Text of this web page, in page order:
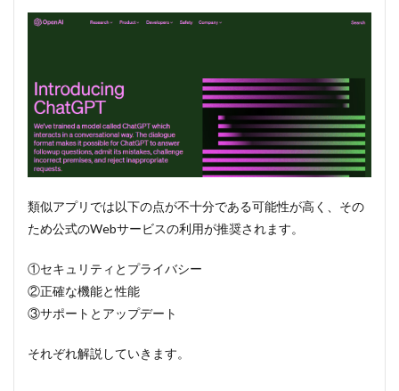
類似アプリでは以下の点が不十分である可能性が高く、その
ため公式のWebサービスの利用が推奨されます。
①セキュリティとプライバシー
②正確な機能と性能
③サポートとアップデート
それぞれ解説していきます。